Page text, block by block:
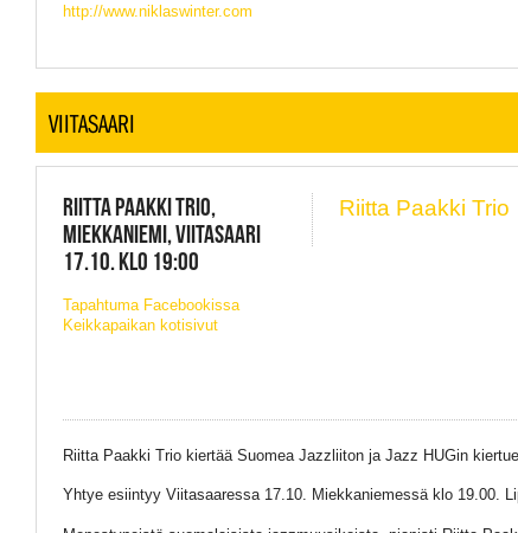
http://www.niklaswinter.com
VIITASAARI
RIITTA PAAKKI TRIO,
MIEKKANIEMI, VIITASAARI
17.10. KLO 19:00
Tapahtuma Facebookissa
Keikkapaikan kotisivut
Riitta Paakki Trio
Riitta Paakki Trio kiertää Suomea Jazzliiton ja Jazz HUGin
Yhtye esiintyy Viitasaaressa 17.10. Miekkaniemessä klo 19.00.